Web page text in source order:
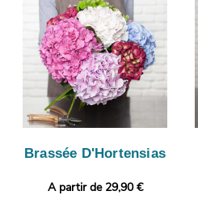
Brassée D'Hortensias
A partir de 29,90 €